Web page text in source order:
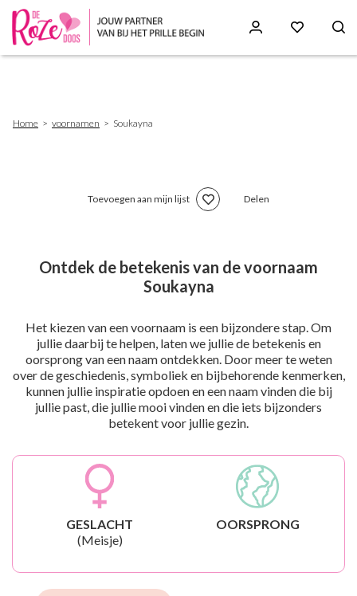
Home voornamen Soukayna
Toevoegen aan mijn lijst Delen
Ontdek de betekenis van de voornaam
Soukayna
Het kiezen van een voornaam is een bijzondere stap. Om
jullie daarbij te helpen, laten we jullie de betekenis en
oorsprong van een naam ontdekken. Door meer te weten
over de geschiedenis, symboliek en bijbehorende kenmerken,
kunnen jullie inspiratie opdoen en een naam vinden die bij
jullie past, die jullie mooi vinden en die iets bijzonders
betekent voor jullie gezin.
GESLACHT
(Meisje)
OORSPRONG